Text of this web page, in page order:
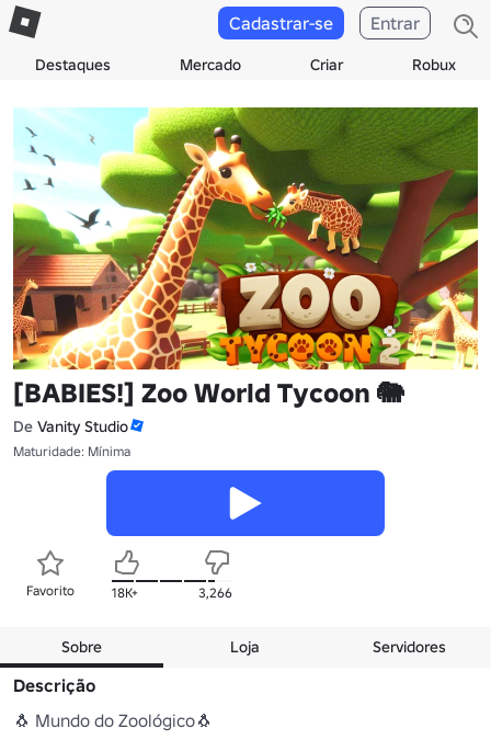
Destaques Mercado Criar Robux
Cadastrar-se Entrar
[BABIES!] Zoo World Tycoon 🐘
De Vanity Studio
Maturidade: Mínima
Favorito 18K+ 3,266
Sobre Loja Servidores
Descrição
🐧 Mundo do Zoológico🐧